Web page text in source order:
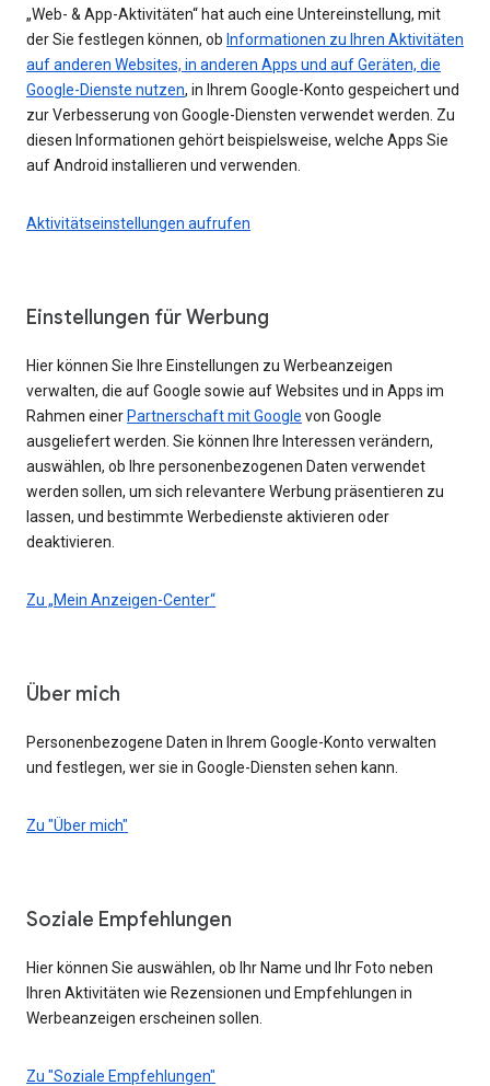
„Web- & App-Aktivitäten“ hat auch eine Untereinstellung, mit
der Sie festlegen können, ob Informationen zu Ihren Aktivitäten
auf anderen Websites, in anderen Apps und auf Geräten, die
Google-Dienste nutzen, in Ihrem Google-Konto gespeichert und
zur Verbesserung von Google-Diensten verwendet werden. Zu
diesen Informationen gehört beispielsweise, welche Apps Sie
auf Android installieren und verwenden.
Aktivitätseinstellungen aufrufen
Einstellungen für Werbung
Hier können Sie Ihre Einstellungen zu Werbeanzeigen
verwalten, die auf Google sowie auf Websites und in Apps im
Rahmen einer Partnerschaft mit Google von Google
ausgeliefert werden. Sie können Ihre Interessen verändern,
auswählen, ob Ihre personenbezogenen Daten verwendet
werden sollen, um sich relevantere Werbung präsentieren zu
lassen, und bestimmte Werbedienste aktivieren oder
deaktivieren.
Zu „Mein Anzeigen-Center“
Über mich
Personenbezogene Daten in Ihrem Google-Konto verwalten
und festlegen, wer sie in Google-Diensten sehen kann.
Zu "Über mich"
Soziale Empfehlungen
Hier können Sie auswählen, ob Ihr Name und Ihr Foto neben
Ihren Aktivitäten wie Rezensionen und Empfehlungen in
Werbeanzeigen erscheinen sollen.
Zu "Soziale Empfehlungen"